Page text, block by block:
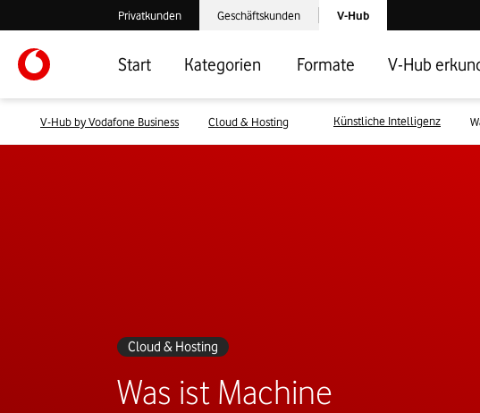
Verlassen der V-Hub Webseite: Zum Privatkundenbereich
Privatkunden Verlassen der V-Hub Webseite: Zum
Geschäftskunden Laden der V-Hub Startseite
V-Hub
Start Kategorien Formate V-Hub
V-Hub by Vodafone Business Cloud & Hosting Künstliche Intelligenz
Cloud & Hosting
Was ist Machine